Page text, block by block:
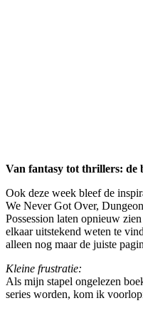
Van fantasy tot thrillers:
Ook deze week bleef de
We Never Got Over,
Possession laten opnieuw
elkaar uitstekend weten te
alleen nog maar de juiste
Kleine frustratie:
Als mijn stapel ongelezen
series worden, kom ik